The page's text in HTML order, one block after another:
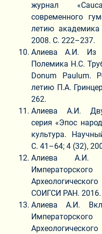
журнал
современного
летию
2008. С. 222–237.
Алиева А.И. Из
Полемика Н.С.
Donum Paulum.
летию П.А.
262.
Алиева А.И.
серия «Эпос
культура.
С. 41–64; 4 (32),
Алиева А.И.
СОИГСИ РАН.
Алиева А.И.